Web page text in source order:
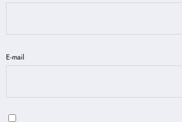
E-mail